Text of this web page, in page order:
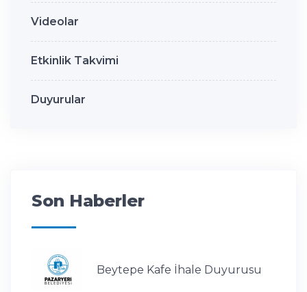
Videolar
Etkinlik Takvimi
Duyurular
Son Haberler
Beytepe Kafe İhale Duyurusu